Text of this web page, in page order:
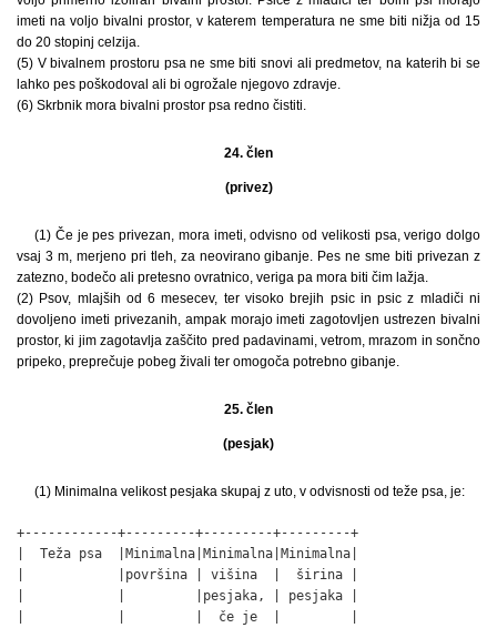
imeti na voljo bivalni prostor, v katerem temperatura ne sme biti nižja od 15
do 20 stopinj celzija.
(5) V bivalnem prostoru psa ne sme biti snovi ali predmetov, na katerih bi se
lahko pes poškodoval ali bi ogrožale njegovo zdravje.
(6) Skrbnik mora bivalni prostor psa redno čistiti.
24. člen
(privez)
(1) Če je pes privezan, mora imeti, odvisno od velikosti psa, verigo dolgo
vsaj 3 m, merjeno pri tleh, za neovirano gibanje. Pes ne sme biti privezan z
zatezno, bodečo ali pretesno ovratnico, veriga pa mora biti čim lažja.
(2) Psov, mlajših od 6 mesecev, ter visoko brejih psic in psic z mladiči ni
dovoljeno imeti privezanih, ampak morajo imeti zagotovljen ustrezen bivalni
prostor, ki jim zagotavlja zaščito pred padavinami, vetrom, mrazom in sončno
pripeko, preprečuje pobeg živali ter omogoča potrebno gibanje.
25. člen
(pesjak)
(1) Minimalna velikost pesjaka skupaj z uto, v odvisnosti od teže psa, je:
+------------+---------+---------+---------+
|  Teža psa  |Minimalna|Minimalna|Minimalna|
|            |površina | višina  |  širina |
|            |         |pesjaka, | pesjaka |
|            |         |  če je  |         |